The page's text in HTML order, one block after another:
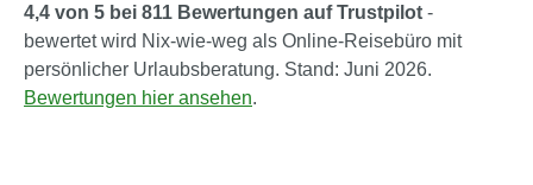
4,4 von 5 bei 811 Bewertungen auf Trustpilot -
bewertet wird Nix-wie-weg als Online-Reisebüro mit
persönlicher Urlaubsberatung. Stand: Juni 2026.
Bewertungen hier ansehen.